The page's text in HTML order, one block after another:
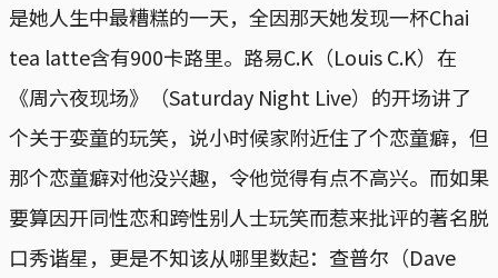
是她人生中最糟糕的一天，全因那天她发现一杯Chai
tea latte含有900卡路里。路易C.K（Louis C.K）在
《周六夜现场》（Saturday Night Live）的开场讲了
个关于娈童的玩笑，说小时候家附近住了个恋童癖，但
那个恋童癖对他没兴趣，令他觉得有点不高兴。而如果
要算因开同性恋和跨性别人士玩笑而惹来批评的著名脱
口秀谐星，更是不知该从哪里数起：查普尔（Dave